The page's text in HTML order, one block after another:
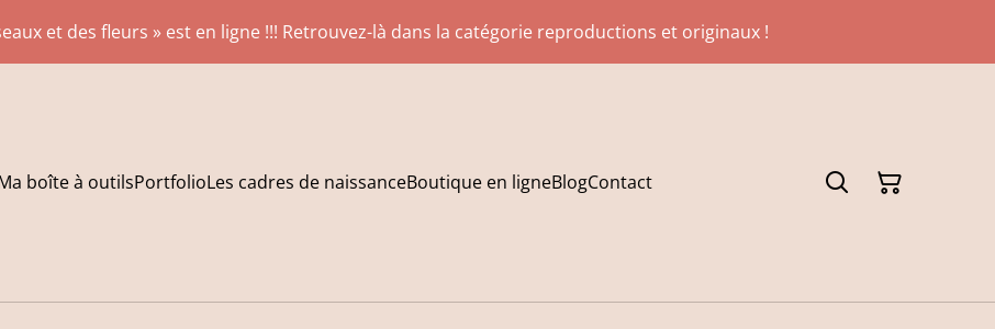
et des fleurs » est en ligne !!! Retrouvez-là dans la catégorie reproductions et originaux !
boîte à outilsPortfolioLes cadres de naissanceBoutique en ligneBlogContact